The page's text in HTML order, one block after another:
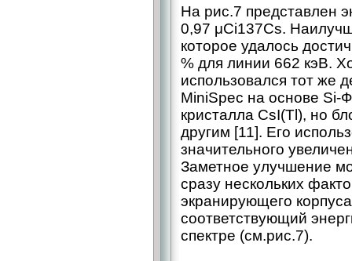
На рис.7 представлен
0,97 μCi137Cs.
которое удалось
% для линии 662 кэВ.
использовался тот же
MiniSpec на основе Si-
кристалла CsI(Tl), но
другим [11]. Его
значительного
Заметное улучшение
сразу нескольких
экранирующего
соответствующий
спектре (см.рис.7).